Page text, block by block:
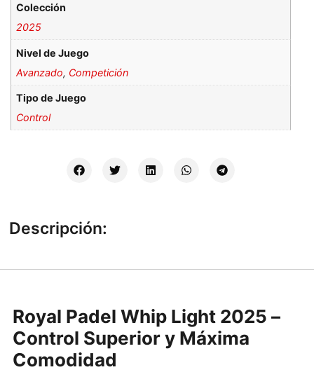
Colección
2025
Nivel de Juego
Avanzado, Competición
Tipo de Juego
Control
Descripción:
Royal Padel Whip Light 2025 –
Control Superior y Máxima
Comodidad